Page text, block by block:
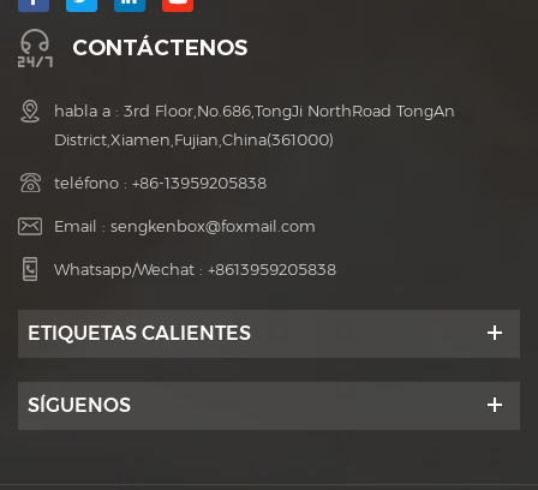
CONTÁCTENOS
habla a : 3rd Floor,No.686,TongJi NorthRoad TongAn
District,Xiamen,Fujian,China(361000)
teléfono : +86-13959205838
Email : sengkenbox@foxmail.com
Whatsapp/Wechat : +8613959205838
ETIQUETAS CALIENTES
SÍGUENOS